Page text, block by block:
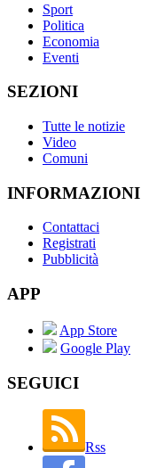
Sport
Politica
Economia
Eventi
SEZIONI
Tutte le notizie
Video
Comuni
INFORMAZIONI
Contattaci
Registrati
Pubblicità
APP
App Store
Google Play
SEGUICI
Rss